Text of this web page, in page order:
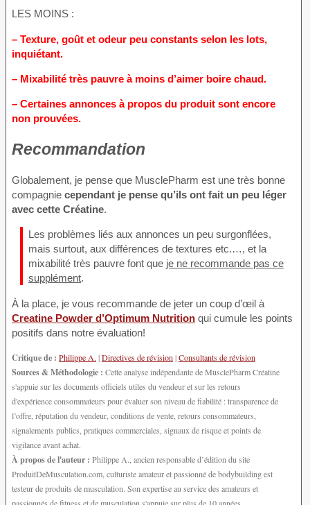
LES MOINS :
– Texture, goût et odeur peu constants selon les lots,
inquiétant.
– Mixabilité très pauvre à moins d’aimer boire chaud.
– Certaines annonces à propos du produit sont encore
non prouvées.
Recommandation
Globalement, je pense que MusclePharm est une très bonne
compagnie cependant je pense qu’ils ont fait un peu léger
avec cette Créatine.
Les problèmes liés aux annonces un peu surgonflées,
mais surtout, aux différences de textures etc.…, et la
mixabilité très pauvre font que je ne recommande pas ce
supplément.
À la place, je vous recommande de jeter un coup d’œil à
Creatine Powder d’Optimum Nutrition qui cumule les points
positifs dans notre évaluation!
Critique de : Philippe A. |Directives de révision|Consultants de révision
Sources & Méthodologie : Cette analyse indépendante de MusclePharm Créatine
s'appuie sur les documents officiels utiles du vendeur et sur les retours
d'expérience consommateurs pour évaluer son niveau de fiabilité : transparence de
l’offre, réputation du vendeur, conditions de vente, retours consommateurs,
signalements publics, pratiques commerciales, signaux de risque et points de
vigilance avant achat.
À propos de l'auteur : Philippe A., ancien responsable d’édition du site
ProduitDeMusculation.com, culturiste amateur et passionné de bodybuilding est
testeur de produits de musculation. Son expertise au service des amateurs et